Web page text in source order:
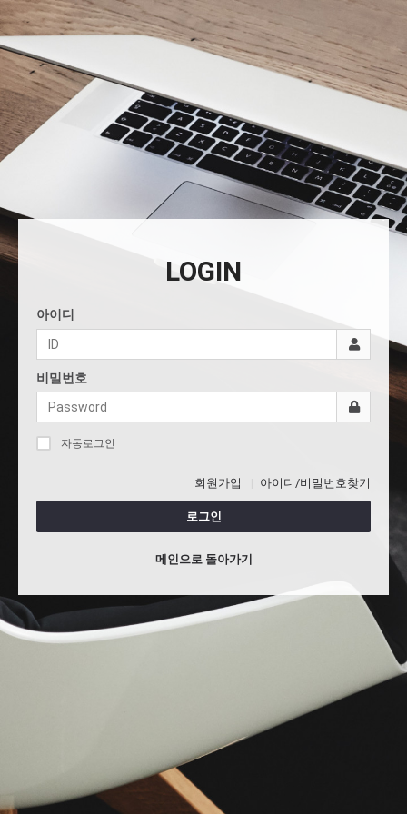
LOGIN
아이디
비밀번호
자동로그인
회원가입 아이디/비밀번호찾기
로그인
메인으로 돌아가기